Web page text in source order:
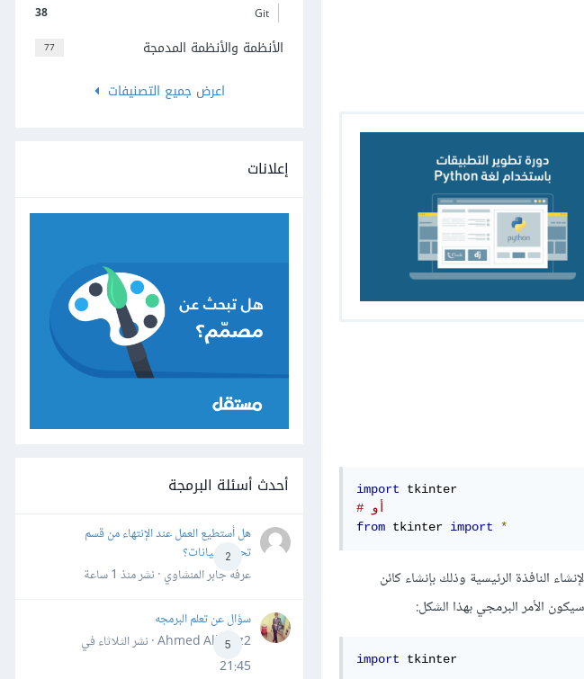
import
# أو
from tkinter import *
النافذة الرئيسية وذلك بإنشاء كائن
الأمر البرمجي بهذا الشكل:
import tkinter
38 Git
77
الأنظمة والأنظمة المدمجة
اعرض جميع التصنيفات
إعلانات
أحدث أسئلة البرمجة
2
هل أستطيع العمل عند الإنتهاء من قسم
تحليل البيانات؟
عرفه جابر المنشاوي · نشرمنذ 1 ساعة
5
سؤال عن تعلم البرمجه
Ahmed Alhafiz2 · نشر
الثلاثاء في
21:45